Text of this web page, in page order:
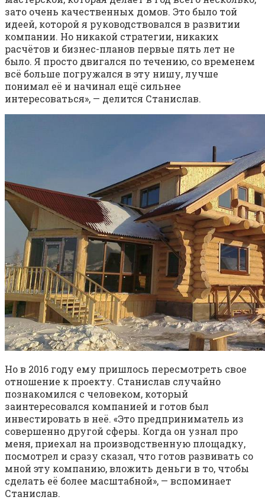
зато очень качественных домов. Это было той
идеей, которой я руководствовался в развитии
компании. Но никакой стратегии, никаких
расчётов и бизнес-планов первые пять лет не
было. Я просто двигался по течению, со временем
всё больше погружался в эту нишу, лучше
понимал её и начинал ещё сильнее
интересоваться», — делится Станислав.
Но в 2016 году ему пришлось пересмотреть свое
отношение к проекту. Станислав случайно
познакомился с человеком, который
заинтересовался компанией и готов был
инвестировать в неё. «Это предприниматель из
совершенно другой сферы. Когда он узнал про
меня, приехал на производственную площадку,
посмотрел и сразу сказал, что готов развивать со
мной эту компанию, вложить деньги в то, чтобы
сделать её более масштабной», — вспоминает
Станислав.